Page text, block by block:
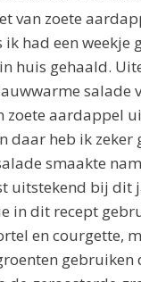
van zoete
had een weekje
huis gehaald.
salade
zoete aardappel
daar heb ik zeker
smaakte
uitstekend bij dit
in dit recept
en courgette,
gebruiken